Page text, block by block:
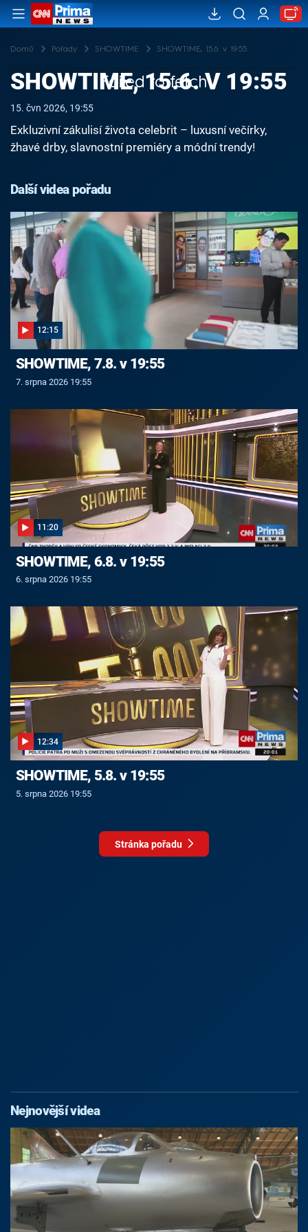
Domů Pořady SHOWTIME SHOWTIME, 15.6. v 19:55
Failed to fetch
SHOWTIME, 15.6. V 19:55
15. čvn 2026, 19:55
Exkluzivní zákulisí života celebrit – luxusní večírky,
žhavé drby, slavnostní premiéry a módní trendy!
Další videa pořadu
12:15
SHOWTIME, 7.8. v 19:55
7. srpna 2026 19:55
11:20
SHOWTIME, 6.8. v 19:55
6. srpna 2026 19:55
12:34
SHOWTIME, 5.8. v 19:55
5. srpna 2026 19:55
Stránka pořadu
Nejnovější videa